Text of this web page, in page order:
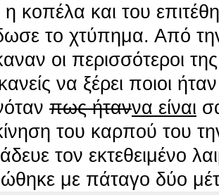
η κοπέλα και του
το χτύπημα. Από
οι περισσότεροι
να ξέρει ποιοι
πως ήταννα είναι
του καρπού του
τον εκτεθειμένο
με πάταγο δύο